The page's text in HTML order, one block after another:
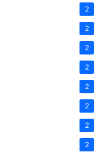
2
2
2
2
2
2
2
2